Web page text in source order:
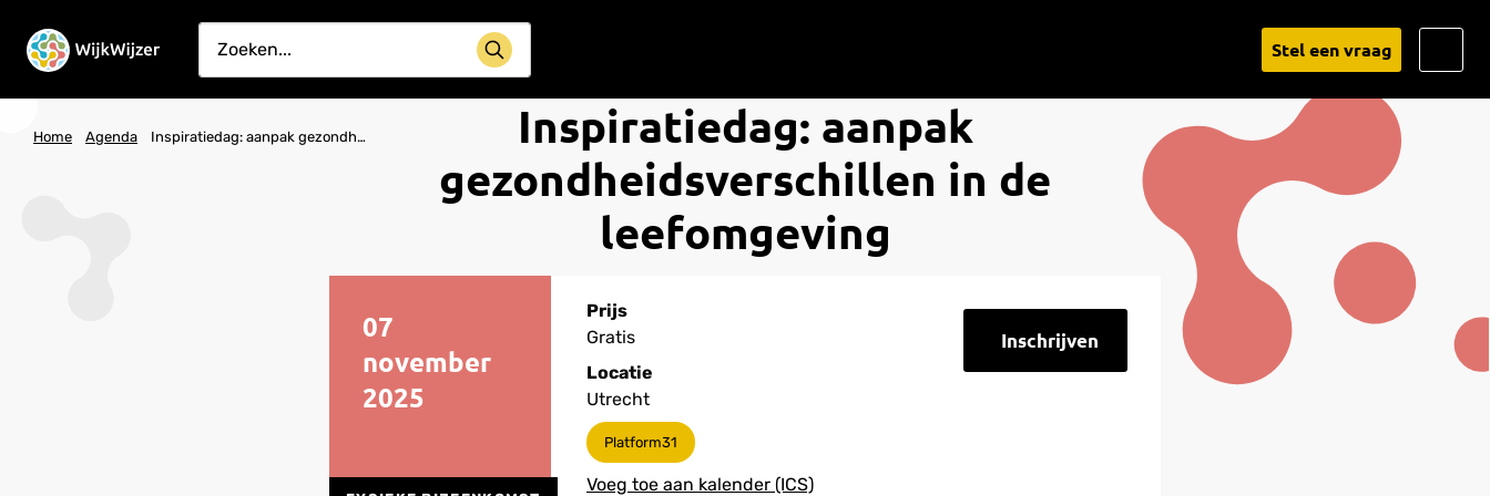
Stel een vraag
to
Home Agenda Inspiratiedag: aanpak gezondheidsverschillen in de leefomgeving
Inspiratiedag: aanpak
gezondheidsverschillen in de
leefomgeving
07
november
2025
Inschrijven
Prijs
Gratis
Locatie
Utrecht
Platform31